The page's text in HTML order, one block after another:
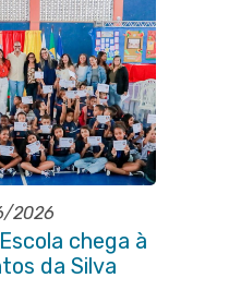
2026
chega à
da Silva